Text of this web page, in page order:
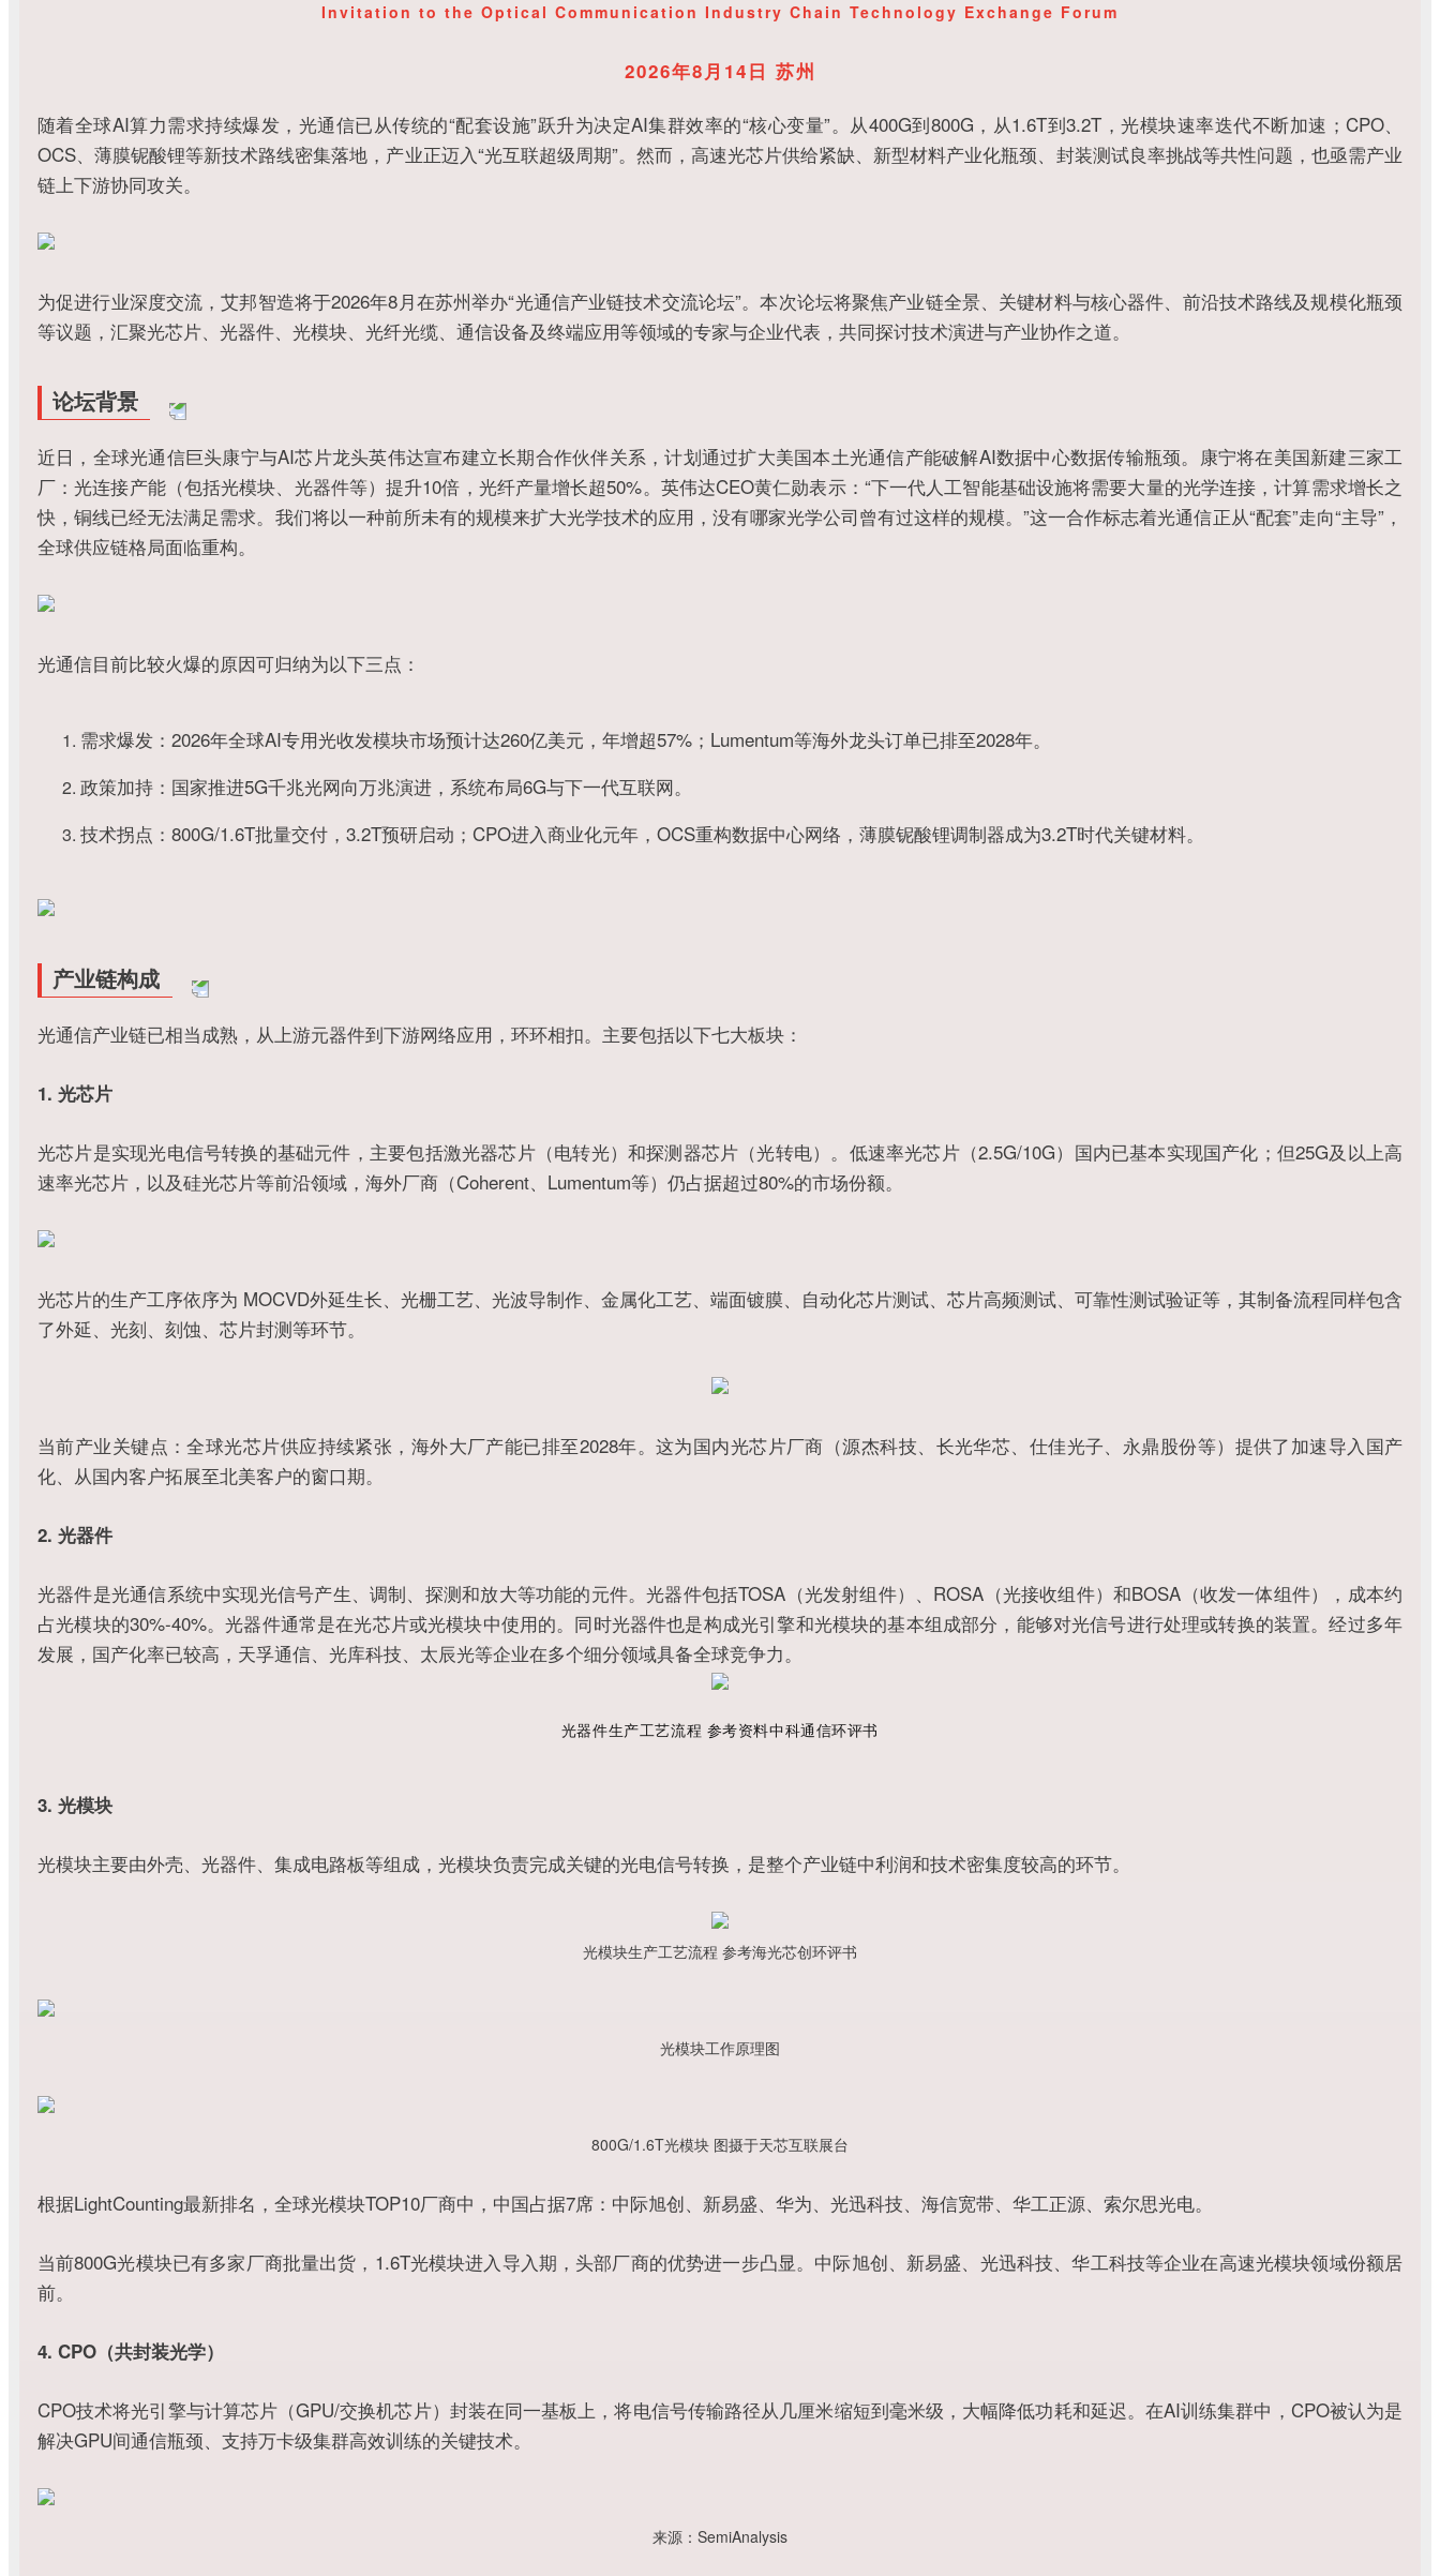
Invitation to the Optical Communication Industry Chain Technology Exchange Forum
2026年8月14日 苏州
随着全球AI算力需求持续爆发，光通信已从传统的“配套设施”跃升为决定AI集群效率的“核心变量”。从400G到800G，从1.6T到3.2T，光模块速率迭代不断加速；CPO、
OCS、薄膜铌酸锂等新技术路线密集落地，产业正迈入“光互联超级周期”。然而，高速光芯片供给紧缺、新型材料产业化瓶颈、封装测试良率挑战等共性问题，也亟需产业
链上下游协同攻关。
为促进行业深度交流，艾邦智造将于2026年8月在苏州举办“光通信产业链技术交流论坛”。本次论坛将聚焦产业链全景、关键材料与核心器件、前沿技术路线及规模化瓶颈
等议题，汇聚光芯片、光器件、光模块、光纤光缆、通信设备及终端应用等领域的专家与企业代表，共同探讨技术演进与产业协作之道。
论坛背景
近日，全球光通信巨头康宁与AI芯片龙头英伟达宣布建立长期合作伙伴关系，计划通过扩大美国本土光通信产能破解AI数据中心数据传输瓶颈。康宁将在美国新建三家工
厂：光连接产能（包括光模块、光器件等）提升10倍，光纤产量增长超50%。英伟达CEO黄仁勋表示：“下一代人工智能基础设施将需要大量的光学连接，计算需求增长之
快，铜线已经无法满足需求。我们将以一种前所未有的规模来扩大光学技术的应用，没有哪家光学公司曾有过这样的规模。”这一合作标志着光通信正从“配套”走向“主导”，
全球供应链格局面临重构。
光通信目前比较火爆的原因可归纳为以下三点：
需求爆发： 2026年全球AI专用光收发模块市场预计达260亿美元，年增超57%；Lumentum等海外龙头订单已排至2028年。
政策加持：国家推进5G千兆光网向万兆演进，系统布局6G与下一代互联网。
技术拐点：800G/1.6T批量交付，3.2T预研启动；CPO进入商业化元年，OCS重构数据中心网络，薄膜铌酸锂调制器成为3.2T时代关键材料。
产业链构成
光通信产业链已相当成熟，从上游元器件到下游网络应用，环环相扣。主要包括以下七大板块：
1. 光芯片
光芯片是实现光电信号转换的基础元件，主要包括激光器芯片（电转光）和探测器芯片（光转电）。低速率光芯片（2.5G/10G）国内已基本实现国产化；但25G及以上高
速率光芯片，以及硅光芯片等前沿领域，海外厂商（Coherent、Lumentum等）仍占据超过80%的市场份额。
光芯片的生产工序依序为 MOCVD外延生长、光栅工艺、光波导制作、金属化工艺、端面镀膜、自动化芯片测试、芯片高频测试、可靠性测试验证等，其制备流程同样包含
了外延、光刻、刻蚀、芯片封测等环节。
当前产业关键点：全球光芯片供应持续紧张，海外大厂产能已排至2028年。这为国内光芯片厂商（源杰科技、长光华芯、仕佳光子、永鼎股份等）提供了加速导入国产
化、从国内客户拓展至北美客户的窗口期。
2. 光器件
光器件是光通信系统中实现光信号产生、调制、探测和放大等功能的元件。光器件包括TOSA（光发射组件）、ROSA（光接收组件）和BOSA（收发一体组件），成本约
占光模块的30%-40%。光器件通常是在光芯片或光模块中使用的。同时光器件也是构成光引擎和光模块的基本组成部分，能够对光信号进行处理或转换的装置。经过多年
发展，国产化率已较高，天孚通信、光库科技、太辰光等企业在多个细分领域具备全球竞争力。
光器件生产工艺流程 参考资料中科通信环评书
3. 光模块
光模块主要由外壳、光器件、集成电路板等组成，光模块负责完成关键的光电信号转换，是整个产业链中利润和技术密集度较高的环节。
光模块生产工艺流程 参考海光芯创环评书
光模块工作原理图
800G/1.6T光模块 图摄于天芯互联展台
根据LightCounting最新排名，全球光模块TOP10厂商中，中国占据7席：中际旭创、新易盛、华为、光迅科技、海信宽带、华工正源、索尔思光电。
当前800G光模块已有多家厂商批量出货，1.6T光模块进入导入期，头部厂商的优势进一步凸显。中际旭创、新易盛、光迅科技、华工科技等企业在高速光模块领域份额居
前。
4. CPO（共封装光学）
CPO技术将光引擎与计算芯片（GPU/交换机芯片）封装在同一基板上，将电信号传输路径从几厘米缩短到毫米级，大幅降低功耗和延迟。在AI训练集群中，CPO被认为是
解决GPU间通信瓶颈、支持万卡级集群高效训练的关键技术。
来源：SemiAnalysis